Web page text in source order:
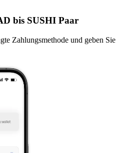
bis SUSHI Paar
Zahlungsmethode und geben Sie